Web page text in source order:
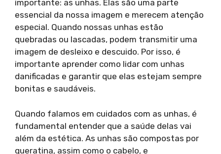
importante: as unhas. Elas são uma parte
essencial da nossa imagem e merecem atenção
especial. Quando nossas unhas estão
quebradas ou lascadas, podem transmitir uma
imagem de desleixo e descuido. Por isso, é
importante aprender como lidar com unhas
danificadas e garantir que elas estejam sempre
bonitas e saudáveis.
Quando falamos em cuidados com as unhas, é
fundamental entender que a saúde delas vai
além da estética. As unhas são compostas por
queratina, assim como o cabelo, e